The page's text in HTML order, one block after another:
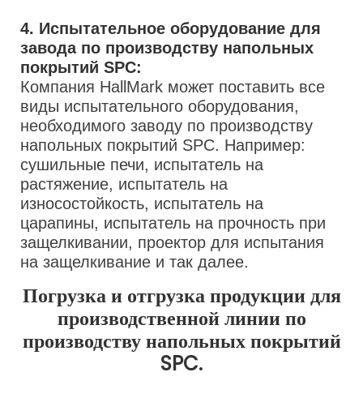
4. Испытательное оборудование для
завода по производству напольных
покрытий SPC:
Компания HallMark может поставить все
виды испытательного оборудования,
необходимого заводу по производству
напольных покрытий SPC. Например:
сушильные печи, испытатель на
растяжение, испытатель на
износостойкость, испытатель на
царапины, испытатель на прочность при
защелкивании, проектор для испытания
на защелкивание и так далее.
Погрузка и отгрузка продукции для
производственной линии по
производству напольных покрытий
SPC.